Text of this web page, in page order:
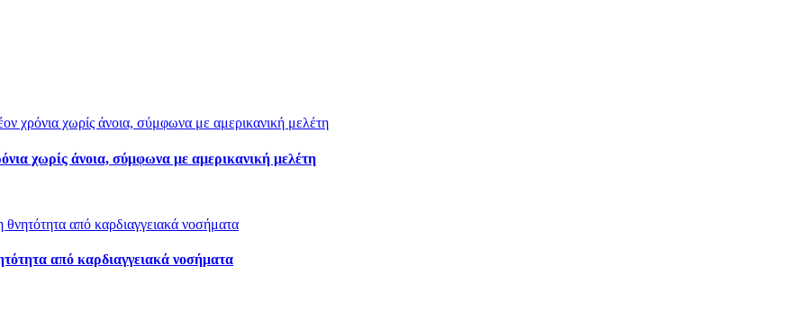
χωρίς άνοια, σύμφωνα με αμερικανική μελέτη
από καρδιαγγειακά νοσήματα